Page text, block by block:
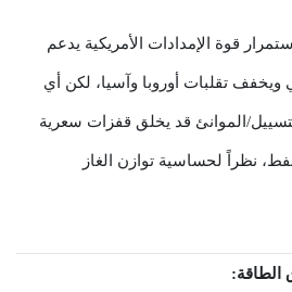
قوة الإمدادات الأمريكية يدعم
ويخفف تقلبات أوروبا وآسيا، لكن أي
الموانئ قد يخلق قفزات سعرية
نظراً لحساسية توازن الغاز
الطاقة: